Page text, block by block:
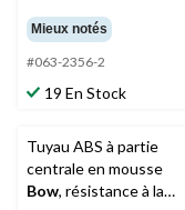
étoile(s)
sur
5.
4
Mieux notés
#063-2356-2
19 En Stock
Tuyau ABS à partie
centrale en mousse
Bow, résistance à la